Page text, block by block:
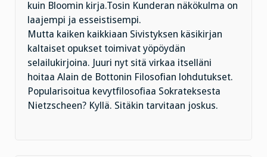
kuin Bloomin kirja.Tosin Kunderan näkökulma on
laajempi ja esseistisempi.
Mutta kaiken kaikkiaan Sivistyksen käsikirjan
kaltaiset opukset toimivat yöpöydän
selailukirjoina. Juuri nyt sitä virkaa itselläni
hoitaa Alain de Bottonin Filosofian lohdutukset.
Popularisoitua kevytfilosofiaa Sokrateksesta
Nietzscheen? Kyllä. Sitäkin tarvitaan joskus.